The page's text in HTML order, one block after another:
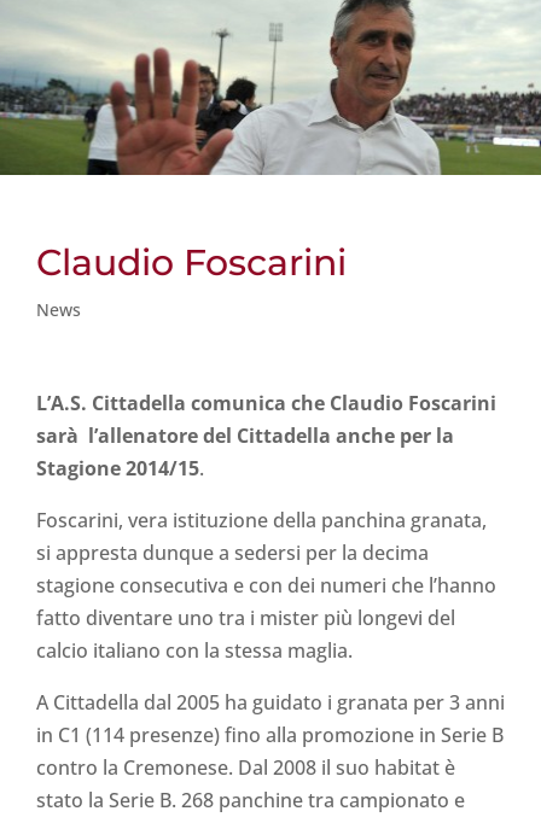
Claudio Foscarini
News
L’A.S. Cittadella comunica che Claudio Foscarini
sarà l’allenatore del Cittadella anche per la
Stagione 2014/15.
Foscarini, vera istituzione della panchina granata,
si appresta dunque a sedersi per la decima
stagione consecutiva e con dei numeri che l’hanno
fatto diventare uno tra i mister più longevi del
calcio italiano con la stessa maglia.
A Cittadella dal 2005 ha guidato i granata per 3 anni
in C1 (114 presenze) fino alla promozione in Serie B
contro la Cremonese. Dal 2008 il suo habitat è
stato la Serie B. 268 panchine tra campionato e